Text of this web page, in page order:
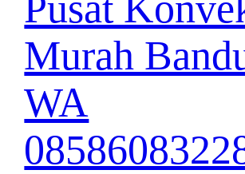
Murah
WA